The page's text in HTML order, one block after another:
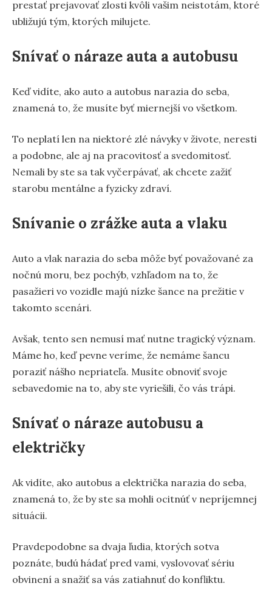
prestať prejavovať zlosti kvôli vašim neistotám, ktoré
ubližujú tým, ktorých milujete.
Snívať o náraze auta a autobusu
Keď vidíte, ako auto a autobus narazia do seba,
znamená to, že musíte byť miernejší vo všetkom.
To neplatí len na niektoré zlé návyky v živote, neresti
a podobne, ale aj na pracovitosť a svedomitosť.
Nemali by ste sa tak vyčerpávať, ak chcete zažiť
starobu mentálne a fyzicky zdraví.
Snívanie o zrážke auta a vlaku
Auto a vlak narazia do seba môže byť považované za
nočnú moru, bez pochýb, vzhľadom na to, že
pasažieri vo vozidle majú nízke šance na prežitie v
takomto scenári.
Avšak, tento sen nemusí mať nutne tragický význam.
Máme ho, keď pevne veríme, že nemáme šancu
poraziť nášho nepriateľa. Musíte obnoviť svoje
sebavedomie na to, aby ste vyriešili, čo vás trápi.
Snívať o náraze autobusu a
električky
Ak vidíte, ako autobus a električka narazia do seba,
znamená to, že by ste sa mohli ocitnúť v nepríjemnej
situácii.
Pravdepodobne sa dvaja ľudia, ktorých sotva
poznáte, budú hádať pred vami, vyslovovať sériu
obvinení a snažiť sa vás zatiahnuť do konfliktu.